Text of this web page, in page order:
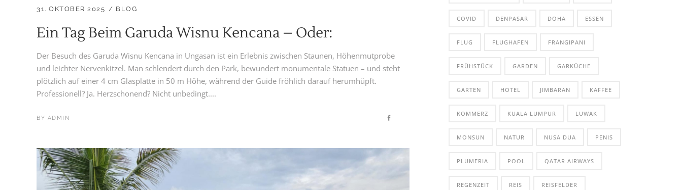
31. OKTOBER 2025 BLOG
Ein Tag Beim Garuda Wisnu Kencana – Oder:
Der Besuch des Garuda Wisnu Kencana in Ungasan ist ein Erlebnis zwischen Staunen, Höhenmutprobe
und leichter Nervenkitzel. Man schlendert durch den Park, bewundert monumentale Statuen – und steht
plötzlich auf einer 4 cm Glasplatte in 50 m Höhe, während der Guide fröhlich darauf herumhüpft.
Professionell? Ja. Herzschonend? Nicht unbedingt....
BY ADMIN
COVID DENPASAR DOHA ESSEN
FLUG FLUGHAFEN FRANGIPANI
FRÜHSTÜCK GARDEN GARKÜCHE
GARTEN HOTEL JIMBARAN KAFFEE
KOMMERZ KUALA LUMPUR LUWAK
MONSUN NATUR NUSA DUA PENIS
PLUMERIA POOL QATAR AIRWAYS
REGENZEIT REIS REISFELDER